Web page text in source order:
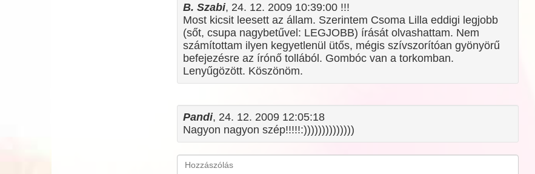
B. Szabi, 24. 12. 2009 10:39:00 !!!
Most kicsit leesett az állam. Szerintem Csoma Lilla eddigi legjobb
(sőt, csupa nagybetűvel: LEGJOBB) írását olvashattam. Nem
számítottam ilyen kegyetlenül ütős, mégis szívszorítóan gyönyörű
befejezésre az írónő tollából. Gombóc van a torkomban.
Lenyűgözött. Köszönöm.
Pandi, 24. 12. 2009 12:05:18
Nagyon nagyon szép!!!!!:))))))))))))))